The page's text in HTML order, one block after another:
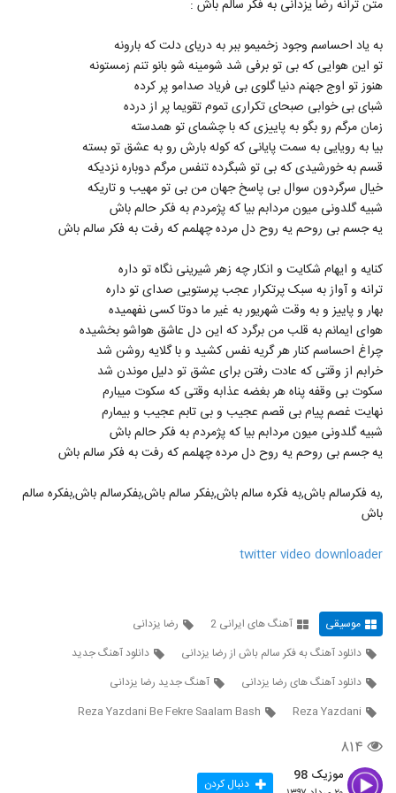
9
دانلود آهنگ از عشق بگو از رضا بهرام به همراه
متن ترانه
۲,۳۸۵ بازدید
11
ایوان بند آهنگ منو دریاب (رمیکس)
۷,۵۸۶ بازدید
12
سعید کیا آهنگ دلت میاد
۱,۲۵۸ بازدید
13
دانلود آهنگ میثاق جوهری عادت کردم
(Misagh Johari Adat Kardam)
۱,۲۲۸ بازدید
14
دانلود آهنگ جدید و زیبای بابک مجتبایی با نام
دل بده
۹۵۱ بازدید
15
دانلود آهنگ چشمانت آرزوست از ایهام بند
۱,۳۳۲ بازدید
16 پنجره فولاد
ایمان محمدی آهنگ عروس آسمونی (رمیکس)
۱,۳۵۴ بازدید
18
دانلود آهنگ جدید و زیبای آصف آریا با نام چه
عجب
19
دانلود آهنگ جدید و زیبای یوسف بهراد با نام
۱,۲۴۶ بازدید
20 شیرزاد(پاپ)
۳,۶۵۹ بازدید
متن ترانه رضا یزدانی به فکر سالم باش :
به یاد احساسم وجود زخمیمو ببر به دریای دلت که بارونه
تو این هوایی که بی تو برفی شد شومینه شو بانو تنم زمستونه
هنوز تو اوج جهنم دنیا گلوی بی فریاد صدامو پر کرده
شبای بی خوابی صبحای تکراری تموم تقویما پر از درده
زمان مرگم رو بگو به پاییزی که با چشمای تو همدسته
بیا به رویایی به سمت پایانی که کوله بارش رو به عشق تو بسته
قسم به خورشیدی که بی تو شبگرده تنفس مرگم دوباره نزدیکه
خیال سرگردون سوال بی پاسخ جهان من بی تو مهیب و تاریکه
شبیه گلدونی میون مردابم بیا که پژمردم به فکر حالم باش
یه جسم بی روحم یه روح دل مرده چهلمم که رفت به فکر سالم باش
کنایه و ایهام شکایت و انکار چه زهر شیرینی نگاه تو داره
ترانه و آواز به سبک پرتکرار عجب پرستویی صدای تو داره
بهار و پاییز و به وقت شهریور به غیر ما دوتا کسی نفهمیده
هوای ایمانم به قلب من برگرد که این دل عاشق هواشو بخشیده
چراغ احساسم کنار هر گریه نفس کشید و با گلایه روشن شد
خرابم از وقتی که عادت رفتن برای عشق تو دلیل موندن شد
سکوت بی وقفه پناه هر بغضه عذابه وقتی که سکوت میبارم
نهایت غصم پیام بی قصم عجیب و بی تابم عجیب و بیمارم
شبیه گلدونی میون مردابم بیا که پژمردم به فکر حالم باش
یه جسم بی روحم یه روح دل مرده چهلمم که رفت به فکر سالم باش
,به فکرسالم باش,به فکره سالم باش,بفکر سالم باش,بفکرسالم باش,بفکره سالم
باش
twitter video downloader
موسیقی آهنگ های ایرانی 2
رضا یزدانی
دانلود آهنگ به فکر سالم باش از رضا یزدانی
دانلود آهنگ جدید
دانلود آهنگ های رضا یزدانی
آهنگ جدید رضا یزدانی
Reza Yazdani
Reza Yazdani Be Fekre Saalam Bash
۸۱۴
موزیک 98 دنبال کردن